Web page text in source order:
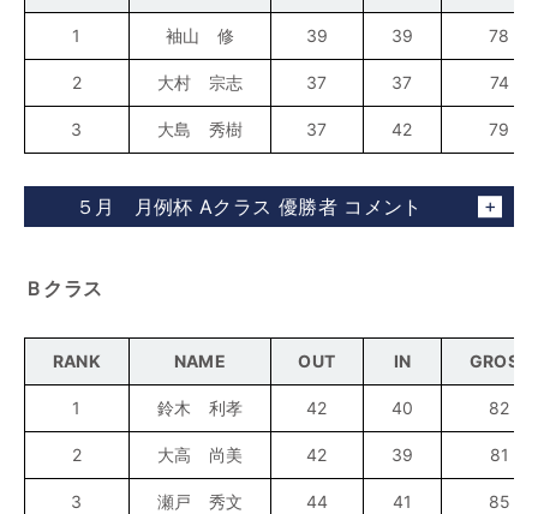
1 袖山 修 39 39 78
2 大村 宗志 37 37 74
3 大島 秀樹 37 42 79
５月 月例杯 Aクラス 優勝者 コメント
Ｂクラス
RANK NAME OUT IN GROSS
1 鈴木 利孝 42 40 82
2 大高 尚美 42 39 81
3 瀬戸 秀文 44 41 85